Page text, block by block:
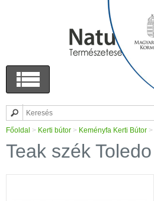
Főoldal > Kerti bútor > Keményfa Kerti Bútor >
Teak szék Toledo